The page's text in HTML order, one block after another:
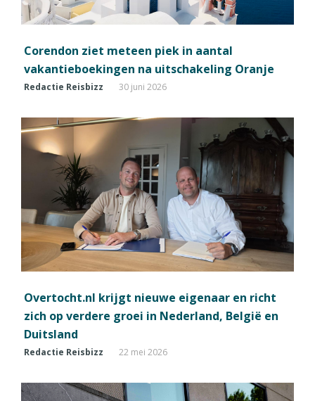
Corendon ziet meteen piek in aantal
vakantieboekingen na uitschakeling Oranje
Redactie Reisbizz 30 juni 2026
Overtocht.nl krijgt nieuwe eigenaar en richt
zich op verdere groei in Nederland, België en
Duitsland
Redactie Reisbizz 22 mei 2026